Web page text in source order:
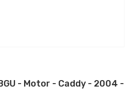
- Motor - Caddy - 2004 -